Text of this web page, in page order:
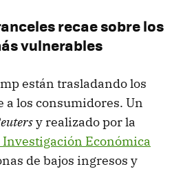
recae sobre los
vulnerables
están trasladando los
a los consumidores. Un
y realizado por la
Económica
de bajos ingresos y